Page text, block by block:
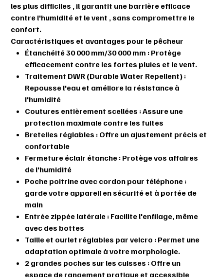
les plus difficiles , il garantit une barrière efficace
contre l'humidité et le vent , sans compromettre le
confort.
Caractéristiques et avantages pour le pêcheur
Étanchéité 30 000 mm/30 000 mm : Protège
efficacement contre les fortes pluies et le vent.
Traitement DWR (Durable Water Repellent) :
Repousse l'eau et améliore la résistance à
l'humidité
Coutures entièrement scellées : Assure une
protection maximale contre les fuites
Bretelles réglables : Offre un ajustement précis et
confortable
Fermeture éclair étanche : Protège vos affaires
de l'humidité
Poche poitrine avec cordon pour téléphone :
garde votre appareil en sécurité et à portée de
main
Entrée zippée latérale : Facilite l'enfilage, même
avec des bottes
Taille et ourlet réglables par velcro : Permet une
adaptation optimale à votre morphologie.
2 grandes poches sur les cuisses : Offre un
espace de rangement pratique et accessible